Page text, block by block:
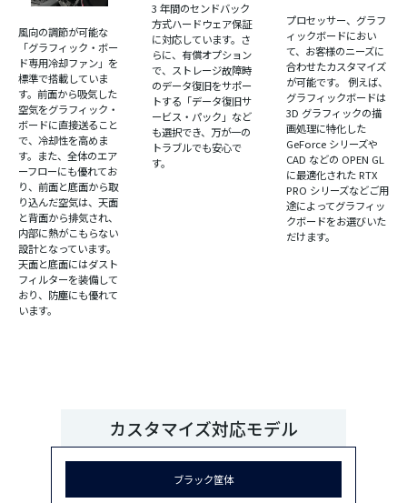
風向の調節が可能な
「グラフィック・ボー
ド専用冷却ファン」を
標準で搭載していま
す。前面から吸気した
空気をグラフィック・
ボードに直接送ること
で、冷却性を高めま
す。また、全体のエア
ーフローにも優れてお
り、前面と底面から取
り込んだ空気は、天面
と背面から排気され、
内部に熱がこもらない
設計となっています。
天面と底面にはダスト
フィルターを装備して
おり、防塵にも優れて
います。
3 年間のセンドバック
方式ハードウェア保証
に対応しています。さ
らに、有償オプション
で、ストレージ故障時
のデータ復旧をサポー
トする「データ復旧サ
ービス・パック」など
も選択でき、万が一の
トラブルでも安心で
す。
プロセッサー、グラフ
ィックボードにおい
て、お客様のニーズに
合わせたカスタマイズ
が可能です。 例えば、
グラフィックボードは
3D グラフィックの描
画処理に特化した
GeForce シリーズや
CAD などの OPEN GL
に最適化された RTX
PRO シリーズなどご用
途によってグラフィッ
クボードをお選びいた
だけます。
カスタマイズ対応モデル
ブラック筐体